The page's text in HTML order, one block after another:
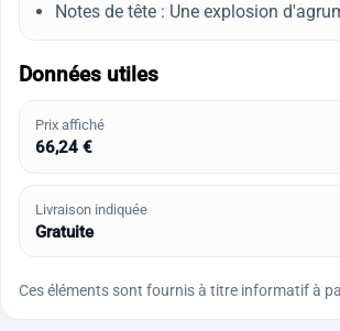
Notes de tête : Une explosion
Données utiles
Prix affiché
66,24 €
Livraison indiquée
Gratuite
Ces éléments sont fournis à titre informatif à